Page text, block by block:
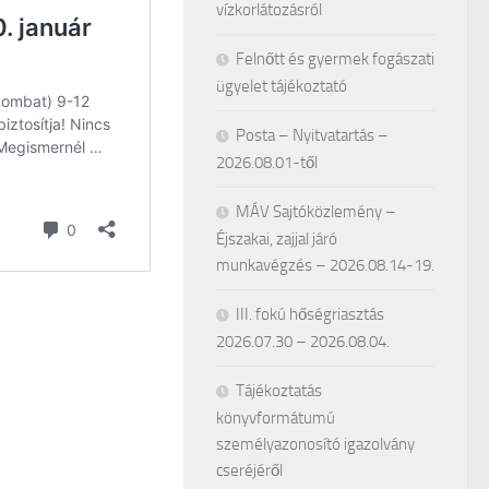
vízkorlátozásról
Felnőtt és gyermek fogászati
ügyelet tájékoztató
Posta – Nyitvatartás –
2026.08.01-től
MÁV Sajtóközlemény –
Éjszakai, zajjal járó
munkavégzés – 2026.08.14-19.
III. fokú hőségriasztás
2026.07.30 – 2026.08.04.
Tájékoztatás
könyvformátumú
személyazonosító igazolvány
cseréjéről